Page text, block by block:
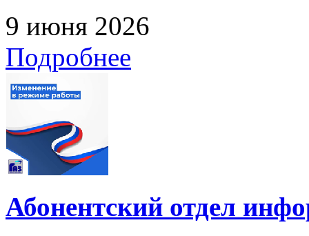
9 июня 2026
Подробнее
Абонентский отдел